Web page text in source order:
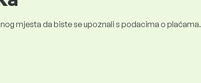
mjesta da biste se upoznali s podacima o plaćama.